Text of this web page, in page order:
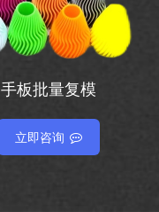
手板批量复模
立即咨询